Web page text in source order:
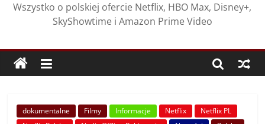
Wszystko o polskiej ofercie Netflix, HBO Max, Disney+,
SkyShowtime i Amazon Prime Video
dokumentalne Filmy Informacje Netflix
Netflix PL